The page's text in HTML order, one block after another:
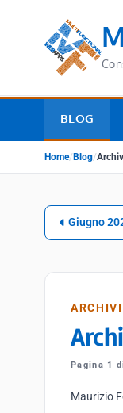
M
BLOG
Home/ Blog/
Giugno
Pagina 1
Maurizio